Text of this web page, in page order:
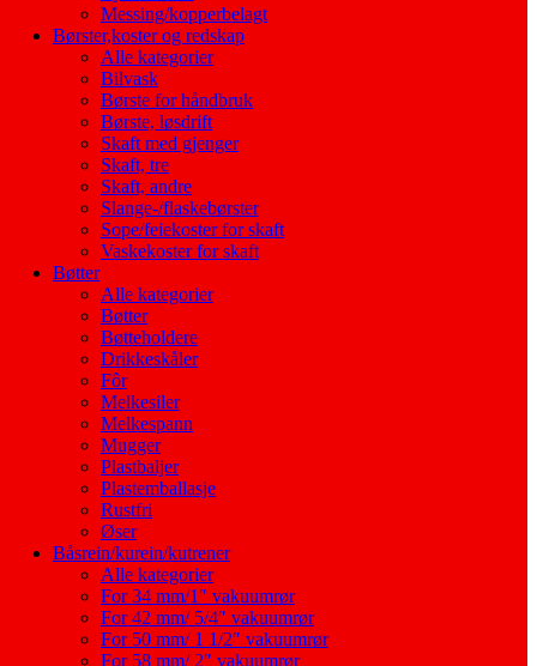
Messing/kopperbelagt
Børster,koster og redskap
Alle kategorier
Bilvask
Børste for håndbruk
Børste, løsdrift
Skaft med gjenger
Skaft, tre
Skaft, andre
Slange-/flaskebørster
Sope/feiekoster for skaft
Vaskekoster for skaft
Bøtter
Alle kategorier
Bøtter
Bøtteholdere
Drikkeskåler
Fôr
Melkesiler
Melkespann
Mugger
Plastbaljer
Plastemballasje
Rustfri
Øser
Båsrein/kurein/kutrener
Alle kategorier
For 34 mm/1″ vakuumrør
For 42 mm/ 5/4″ vakuumrør
For 50 mm/ 1 1/2″ vakuumrør
For 58 mm/ 2″ vakuumrør